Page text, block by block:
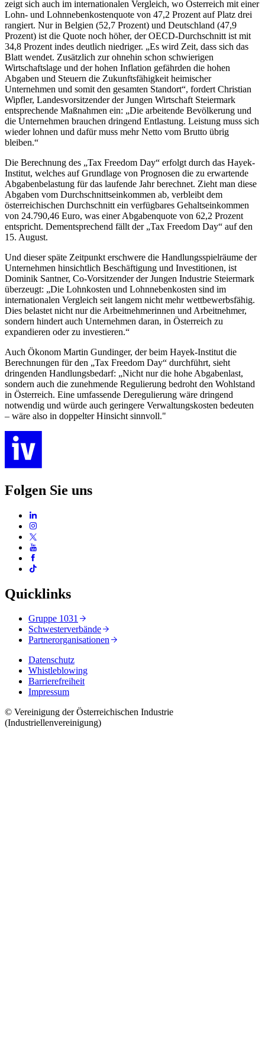
zeigt sich auch im internationalen Vergleich, wo Österreich mit einer
Lohn- und Lohnnebenkostenquote von 47,2 Prozent auf Platz drei
rangiert. Nur in Belgien (52,7 Prozent) und Deutschland (47,9
Prozent) ist die Quote noch höher, der OECD-Durchschnitt ist mit
34,8 Prozent indes deutlich niedriger. „Es wird Zeit, dass sich das
Blatt wendet. Zusätzlich zur ohnehin schon schwierigen
Wirtschaftslage und der hohen Inflation gefährden die hohen
Abgaben und Steuern die Zukunftsfähigkeit heimischer
Unternehmen und somit den gesamten Standort“, fordert Christian
Wipfler, Landesvorsitzender der Jungen Wirtschaft Steiermark
entsprechende Maßnahmen ein: „Die arbeitende Bevölkerung und
die Unternehmen brauchen dringend Entlastung. Leistung muss sich
wieder lohnen und dafür muss mehr Netto vom Brutto übrig
bleiben.“
Die Berechnung des „Tax Freedom Day“ erfolgt durch das Hayek-
Institut, welches auf Grundlage von Prognosen die zu erwartende
Abgabenbelastung für das laufende Jahr berechnet. Zieht man diese
Abgaben vom Durchschnittseinkommen ab, verbleibt dem
österreichischen Durchschnitt ein verfügbares Gehaltseinkommen
von 24.790,46 Euro, was einer Abgabenquote von 62,2 Prozent
entspricht. Dementsprechend fällt der „Tax Freedom Day“ auf den
15. August.
Und dieser späte Zeitpunkt erschwere die Handlungsspielräume der
Unternehmen hinsichtlich Beschäftigung und Investitionen, ist
Dominik Santner, Co-Vorsitzender der Jungen Industrie Steiermark
überzeugt: „Die Lohnkosten und Lohnnebenkosten sind im
internationalen Vergleich seit langem nicht mehr wettbewerbsfähig.
Dies belastet nicht nur die Arbeitnehmerinnen und Arbeitnehmer,
sondern hindert auch Unternehmen daran, in Österreich zu
expandieren oder zu investieren.“
Auch Ökonom Martin Gundinger, der beim Hayek-Institut die
Berechnungen für den „Tax Freedom Day“ durchführt, sieht
dringenden Handlungsbedarf: „Nicht nur die hohe Abgabenlast,
sondern auch die zunehmende Regulierung bedroht den Wohlstand
in Österreich. Eine umfassende Deregulierung wäre dringend
notwendig und würde auch geringere Verwaltungskosten bedeuten
– wäre also in doppelter Hinsicht sinnvoll."
Folgen Sie uns
Quicklinks
Gruppe 1031
Schwesterverbände
Partnerorganisationen
Datenschutz
Whistleblowing
Barrierefreiheit
Impressum
© Vereinigung der Österreichischen Industrie
(Industriellenvereinigung)